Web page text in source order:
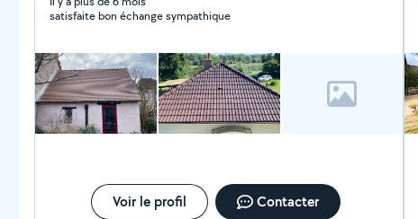
habitation. Devis gratuit et intervention rapide.
satisfaite bon échange sympathique
Voir le profil Contacter